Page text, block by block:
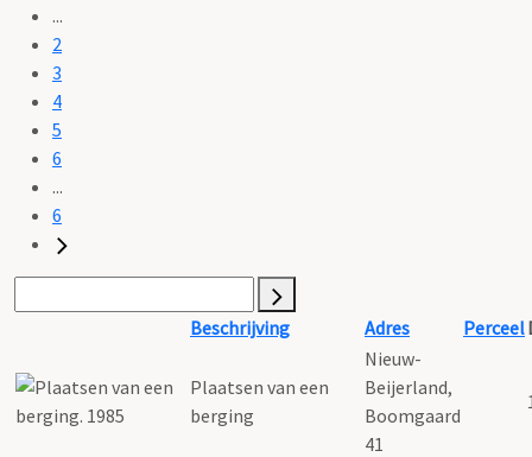
...
2
3
4
5
6
...
6
Beschrijving Adres Perceel
Plaatsen van een
berging
Nieuw-
Beijerland,
Boomgaard
41